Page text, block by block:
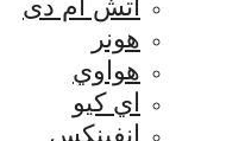
اتش ام دى
هونر
هواوي
اي كيو
انفينكس